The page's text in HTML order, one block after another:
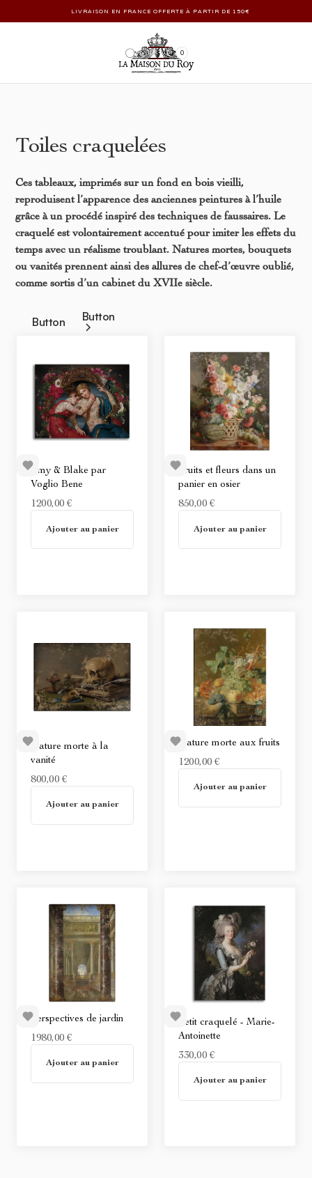
LIVRAISON EN FRANCE OFFERTE À PARTIR DE 150€
0
Toiles craquelées
Ces tableaux, imprimés sur un fond en bois vieilli,
reproduisent l’apparence des anciennes peintures à l’huile
grâce à un procédé inspiré des techniques de faussaires. Le
craquelé est volontairement accentué pour imiter les effets du
temps avec un réalisme troublant. Natures mortes, bouquets
ou vanités prennent ainsi des allures de chef-d’œuvre oublié,
comme sortis d’un cabinet du XVIIe siècle.
Button Button
Amy & Blake par
Voglio Bene
1200,00 €
Ajouter au panier
Fruits et fleurs dans un
panier en osier
850,00 €
Ajouter au panier
Nature morte à la
vanité
800,00 €
Ajouter au panier
Nature morte aux fruits
1200,00 €
Ajouter au panier
Perspectives de jardin
1980,00 €
Ajouter au panier
Petit craquelé - Marie-
Antoinette
330,00 €
Ajouter au panier